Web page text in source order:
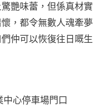
艷味蕾，但係真材實
，都令無數人魂牽夢
仲可以恢復往日嘅生
心停車場門口